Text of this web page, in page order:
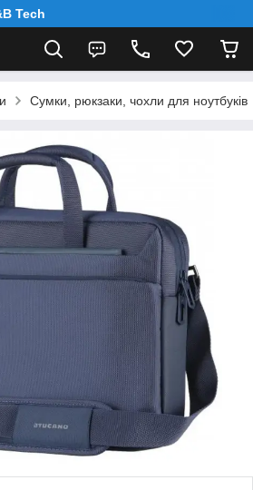
Tech
Сумки, рюкзаки, чохли для ноутбуків